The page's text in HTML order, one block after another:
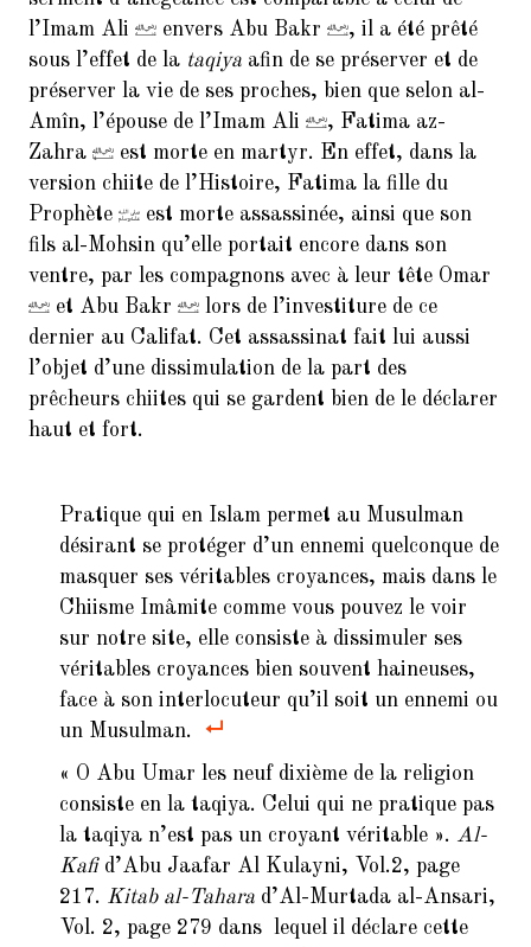
l’Imam Ali
envers Abu Bakr
, il a été prêté
sous l’effet de la taqiya afin de se préserver et de
préserver la vie de ses proches, bien que selon al-
Amîn, l’épouse de l’Imam Ali
, Fatima az-
Zahra
est morte en martyr. En effet, dans la
version chiite de l’Histoire, Fatima la fille du
Prophète
est morte assassinée, ainsi que son
fils al-Mohsin qu’elle portait encore dans son
ventre, par les compagnons avec à leur tête Omar
et Abu Bakr
lors de l’investiture de ce
dernier au Califat. Cet assassinat fait lui aussi
l’objet d’une dissimulation de la part des
prêcheurs chiites qui se gardent bien de le déclarer
haut et fort.
Pratique qui en Islam permet au Musulman
désirant se protéger d’un ennemi quelconque de
masquer ses véritables croyances, mais dans le
Chiisme Imâmite comme vous pouvez le voir
sur notre site, elle consiste à dissimuler ses
véritables croyances bien souvent haineuses,
face à son interlocuteur qu’il soit un ennemi ou
un Musulman.
« O Abu Umar les neuf dixième de la religion
consiste en la taqiya. Celui qui ne pratique pas
la taqiya n’est pas un croyant véritable ». Al-
Kafid’Abu Jaafar Al Kulayni, Vol.2, page
217. Kitab al-Tahara d’Al-Murtada al-Ansari,
Vol. 2, page 279 dans lequel il déclare cette